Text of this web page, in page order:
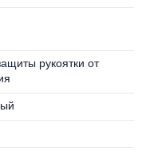
рукоятки от